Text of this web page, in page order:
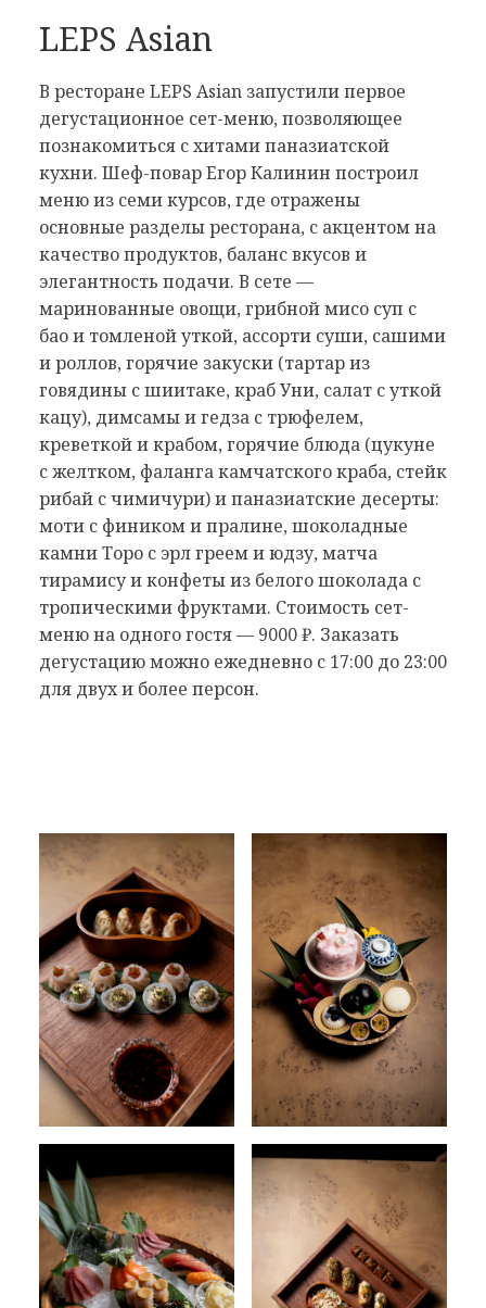
LEPS Asian
В ресторане LEPS Asian запустили первое
дегустационное сет-меню, позволяющее
познакомиться с хитами паназиатской
кухни. Шеф-повар Егор Калинин построил
меню из семи курсов, где отражены
основные разделы ресторана, с акцентом на
качество продуктов, баланс вкусов и
элегантность подачи. В сете —
маринованные овощи, грибной мисо суп с
бао и томленой уткой, ассорти суши, сашими
и роллов, горячие закуски (тартар из
говядины с шиитаке, краб Уни, салат с уткой
кацу), димсамы и гедза с трюфелем,
креветкой и крабом, горячие блюда (цукуне
с желтком, фаланга камчатского краба, стейк
рибай с чимичури) и паназиатские десерты:
моти с фиником и пралине, шоколадные
камни Торо с эрл греем и юдзу, матча
тирамису и конфеты из белого шоколада с
тропическими фруктами. Стоимость сет-
меню на одного гостя — 9000 ₽. Заказать
дегустацию можно ежедневно с 17:00 до 23:00
для двух и более персон.